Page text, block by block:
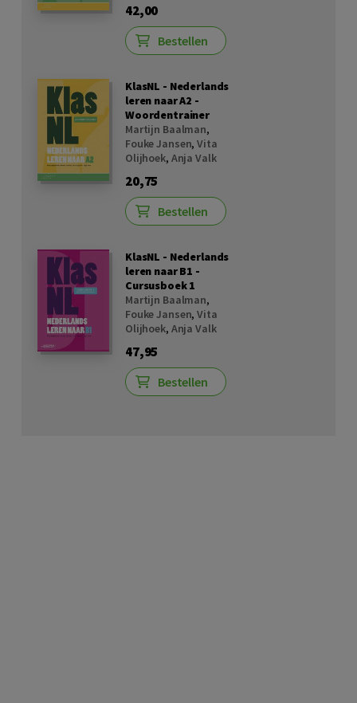
42,00
Bestellen
KlasNL - Nederlands
leren naar A2 -
Woordentrainer
Martijn Baalman,
Fouke Jansen,Vita
Olijhoek, Anja Valk
20,75
Bestellen
KlasNL - Nederlands
leren naar B1 -
Cursusboek 1
Martijn Baalman,
Fouke Jansen,Vita
Olijhoek, Anja Valk
47,95
Bestellen